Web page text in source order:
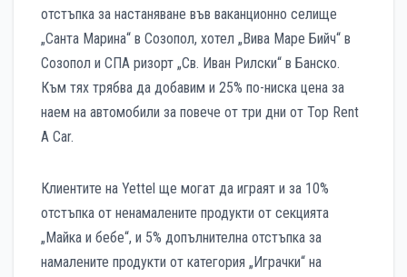
отстъпка за настаняване във ваканционно селище
„Санта Марина“ в Созопол, хотел „Вива Маре Бийч“ в
Созопол и СПА ризорт „Св. Иван Рилски“ в Банско.
Към тях трябва да добавим и 25% по-ниска цена за
наем на автомобили за повече от три дни от Top Rent
A Car.
Клиентите на Yettel ще могат да играят и за 10%
отстъпка от ненамалените продукти от секцията
„Майка и бебе“, и 5% допълнителна отстъпка за
намалените продукти от категория „Играчки“ на